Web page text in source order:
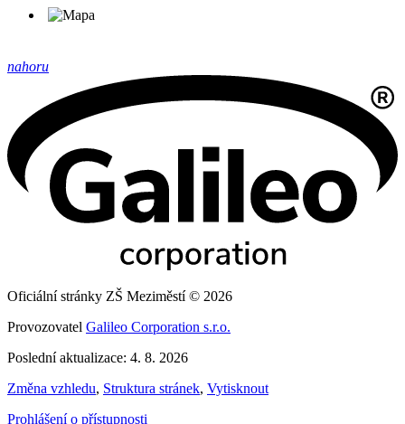
nahoru
Oficiální stránky ZŠ Meziměstí © 2026
Provozovatel Galileo Corporation s.r.o.
Poslední aktualizace: 4. 8. 2026
Změna vzhledu, Struktura stránek, Vytisknout
Prohlášení o přístupnosti